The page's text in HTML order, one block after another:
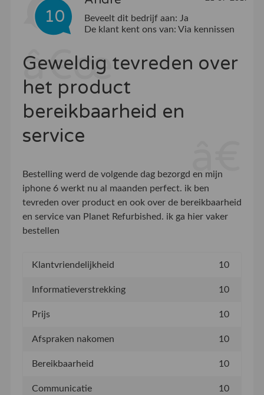
10 Beveelt dit bedrijf aan: Ja
De klant kent ons van: Via kennissen
Geweldig tevreden over
het product
bereikbaarheid en
service
Bestelling werd de volgende dag bezorgd en mijn
iphone 6 werkt nu al maanden perfect. ik ben
tevreden over product en ook over de bereikbaarheid
en service van Planet Refurbished. ik ga hier vaker
bestellen
Klantvriendelijkheid 10
Informatieverstrekking 10
Prijs 10
Afspraken nakomen 10
Bereikbaarheid 10
Communicatie 10